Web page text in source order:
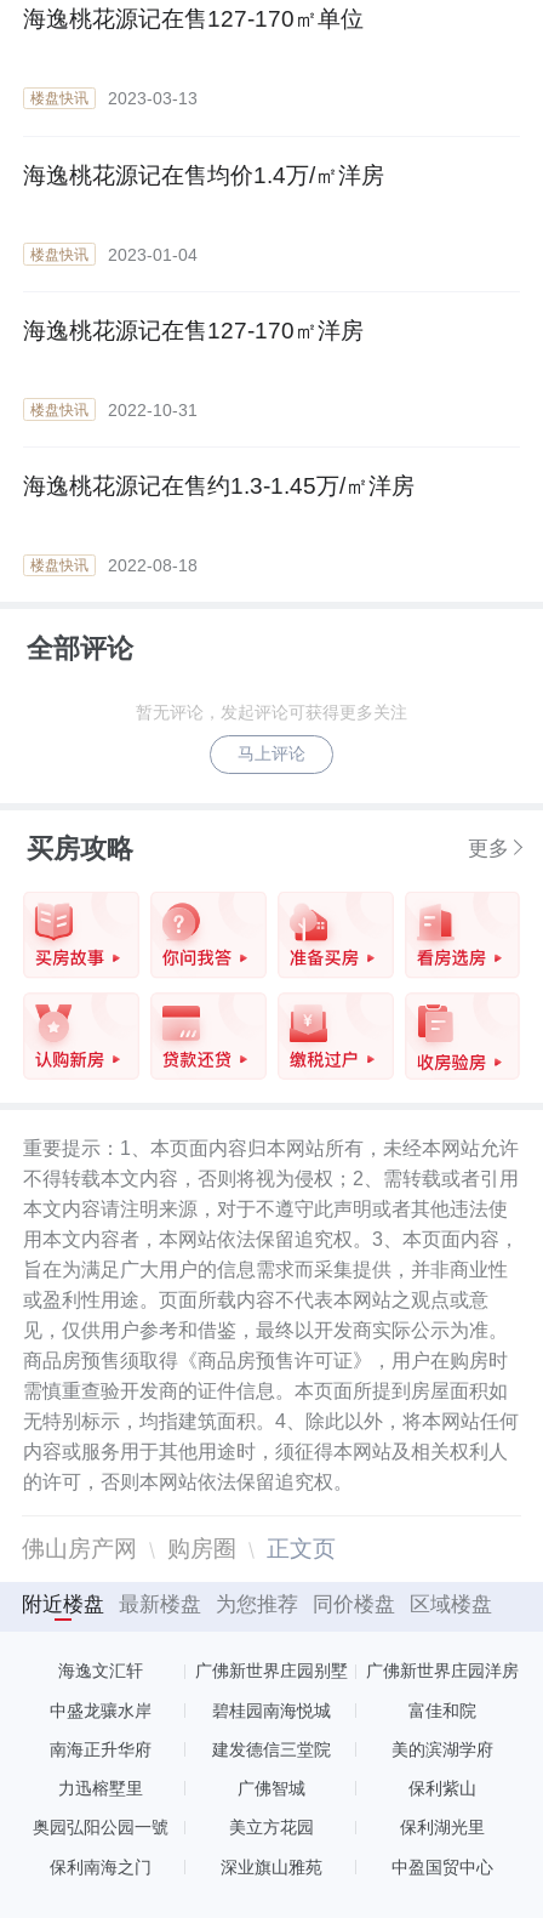
海逸桃花源记在售127-170㎡单位
楼盘快讯 2023-03-13
海逸桃花源记在售均价1.4万/㎡洋房
楼盘快讯 2023-01-04
海逸桃花源记在售127-170㎡洋房
楼盘快讯 2022-10-31
海逸桃花源记在售约1.3-1.45万/㎡洋房
楼盘快讯 2022-08-18
全部评论
暂无评论，发起评论可获得更多关注
马上评论
买房攻略 更多
重要提示：1、本页面内容归本网站所有，未经本网站允许
不得转载本文内容，否则将视为侵权；2、需转载或者引用
本文内容请注明来源，对于不遵守此声明或者其他违法使
用本文内容者，本网站依法保留追究权。3、本页面内容，
旨在为满足广大用户的信息需求而采集提供，并非商业性
或盈利性用途。页面所载内容不代表本网站之观点或意
见，仅供用户参考和借鉴，最终以开发商实际公示为准。
商品房预售须取得《商品房预售许可证》，用户在购房时
需慎重查验开发商的证件信息。本页面所提到房屋面积如
无特别标示，均指建筑面积。4、除此以外，将本网站任何
内容或服务用于其他用途时，须征得本网站及相关权利人
的许可，否则本网站依法保留追究权。
佛山房产网 购房圈 正文页
附近楼盘 最新楼盘 为您推荐 同价楼盘 区域楼盘
海逸文汇轩 广佛新世界庄园别墅 广佛新世界庄园洋房
中盛龙骧水岸 碧桂园南海悦城 富佳和院
南海正升华府 建发德信三堂院 美的滨湖学府
力迅榕墅里 广佛智城 保利紫山
奥园弘阳公园一號 美立方花园 保利湖光里
保利南海之门 深业旗山雅苑 中盈国贸中心